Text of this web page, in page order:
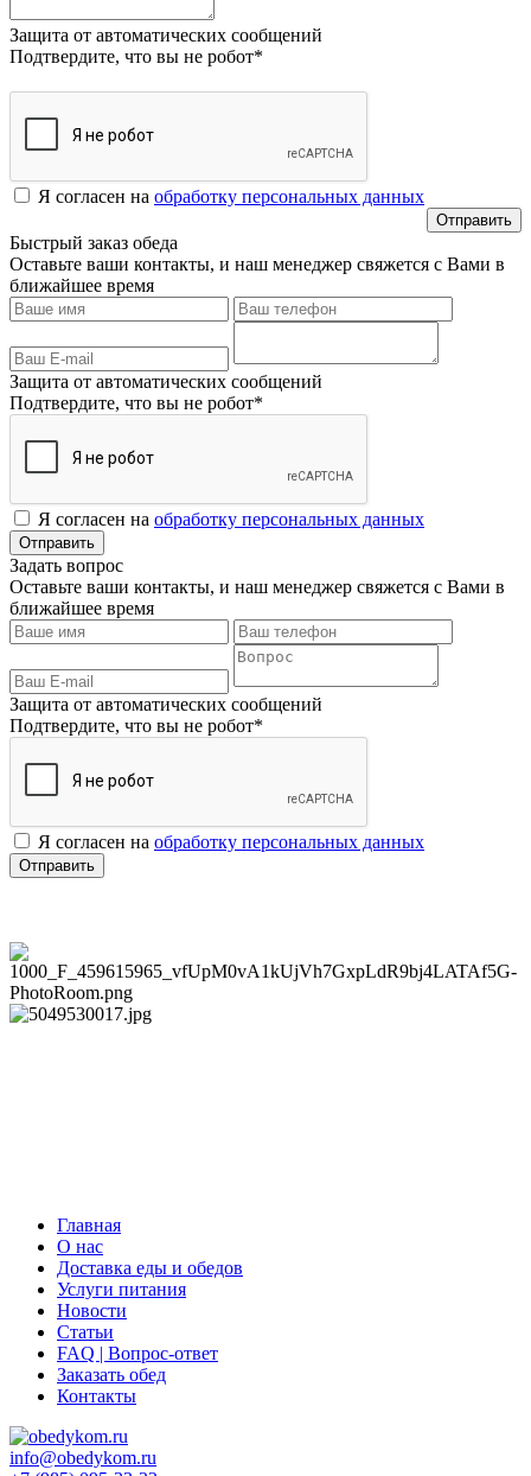
Защита от автоматических сообщений
Подтвердите, что вы не робот*
Я согласен на обработку персональных данных
Быстрый заказ обеда
Оставьте ваши контакты, и наш менеджер свяжется с Вами в
ближайшее время
Защита от автоматических сообщений
Подтвердите, что вы не робот*
Я согласен на обработку персональных данных
Задать вопрос
Оставьте ваши контакты, и наш менеджер свяжется с Вами в
ближайшее время
Защита от автоматических сообщений
Подтвердите, что вы не робот*
Я согласен на обработку персональных данных
Главная
О нас
Доставка еды и обедов
Услуги питания
Новости
Статьи
FAQ | Вопрос-ответ
Заказать обед
Контакты
info@obedykom.ru